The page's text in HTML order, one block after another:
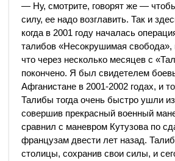
— Ну, смотрите, говорят же —
силу, ее надо возглавить. Так и
когда в 2001 году началась
талибов «Несокрушимая свобода»,
что через несколько месяцев с
покончено. Я был свидетелем
Афганистане в 2001-2002 годах, и
Талибы тогда очень быстро ушли
совершив прекрасный военный
сравнил с маневром Кутузова по
французам двести лет назад.
столицы, сохранив свои силы, и